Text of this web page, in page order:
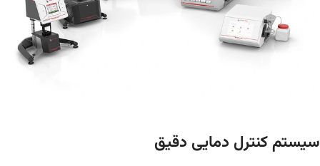
سیستم کنترل دمایی دقیق